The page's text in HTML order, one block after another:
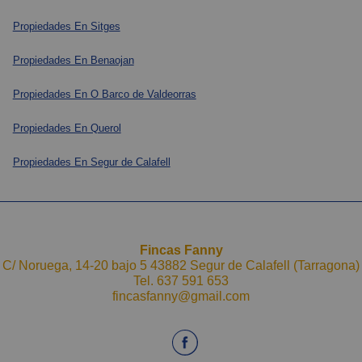
Propiedades En Sitges
Propiedades En Benaojan
Propiedades En O Barco de Valdeorras
Propiedades En Querol
Propiedades En Segur de Calafell
Fincas Fanny
C/ Noruega, 14-20 bajo 5 43882 Segur de Calafell (Tarragona)
Tel. 637 591 653
fincasfanny@gmail.com